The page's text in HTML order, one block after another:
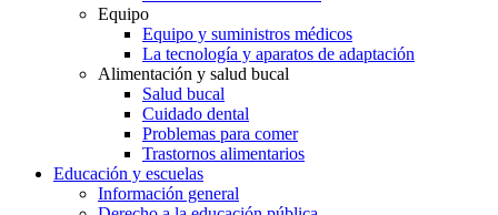
Equipo
Equipo y suministros médicos
La tecnología y aparatos de adaptación
Alimentación y salud bucal
Salud bucal
Cuidado dental
Problemas para comer
Trastornos alimentarios
Educación y escuelas
Información general